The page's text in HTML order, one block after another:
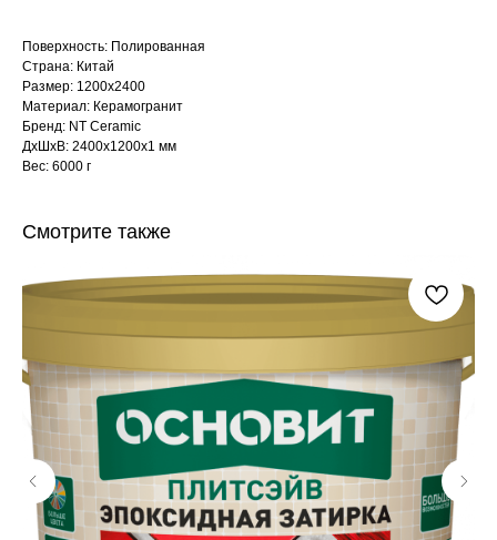
Поверхность: Полированная
Страна: Китай
Размер: 1200x2400
Материал: Керамогранит
Бренд: NT Ceramic
ДxШxВ: 2400x1200x1 мм
Вес: 6000 г
Смотрите также